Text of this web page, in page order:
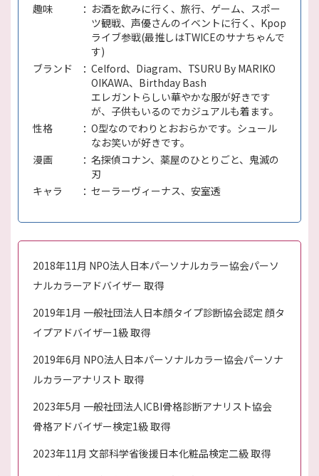
趣味
お酒を飲みに行く、旅行、ゲーム、スポー
ツ観戦、声優さんのイベントに行く、Kpop
ライブ参戦(最推しはTWICEのサナちゃんで
す)
ブランド
Celford、Diagram、TSURU By MARIKO
OIKAWA、Birthday Bash
エレガントらしい華やかな服が好きです
が、子供もいるのでカジュアルも着ます。
性格
O型なのでわりとおおらかです。シュール
なお笑いが好きです。
漫画
名探偵コナン、薬屋のひとりごと、鬼滅の
刃
キャラ
セーラーヴィーナス、安室透
2018年11月 NPO法人日本パーソナルカラー協会パーソ
ナルカラーアドバイザー 取得
2019年1月 一般社団法人日本顔タイプ診断協会認定 顔タ
イプアドバイザー1級 取得
2019年6月 NPO法人日本パーソナルカラー協会パーソナ
ルカラーアナリスト 取得
2023年5月 一般社団法人ICBI骨格診断アナリスト協会
骨格アドバイザー検定1級 取得
2023年11月 文部科学省後援日本化粧品検定二級 取得